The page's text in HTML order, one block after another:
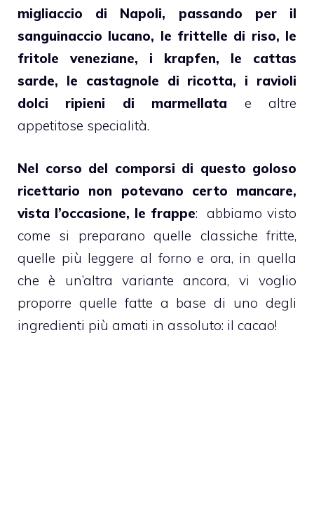
migliaccio di Napoli, passando per il
sanguinaccio lucano, le frittelle di riso, le
fritole veneziane, i krapfen, le cattas
sarde, le castagnole di ricotta, i ravioli
dolci ripieni di marmellata e altre
appetitose specialità.
Nel corso del comporsi di questo goloso
ricettario non potevano certo mancare,
vista l’occasione, le frappe: abbiamo visto
come si preparano quelle classiche fritte,
quelle più leggere al forno e ora, in quella
che è un’altra variante ancora, vi voglio
proporre quelle fatte a base di uno degli
ingredienti più amati in assoluto: il cacao!